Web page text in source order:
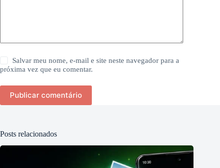
Salvar meu nome, e-mail e site neste navegador para a
próxima vez que eu comentar.
Publicar comentário
Posts relacionados